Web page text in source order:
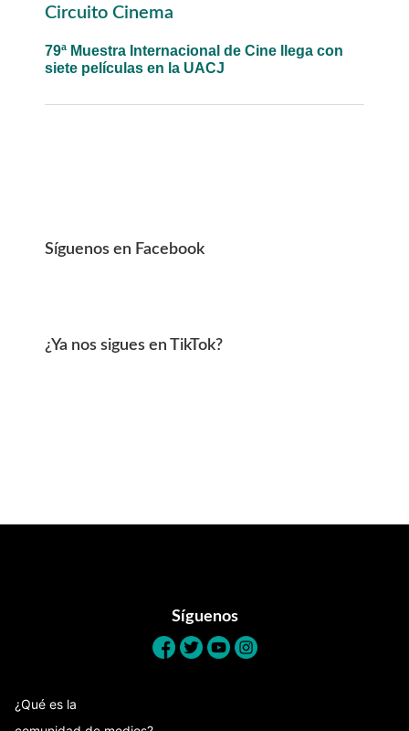
Primary
Circuito Cinema
79ª Muestra Internacional de Cine llega con
siete películas en la UACJ
Síguenos en Facebook
¿Ya nos sigues en TikTok?
Síguenos
¿Qué es la